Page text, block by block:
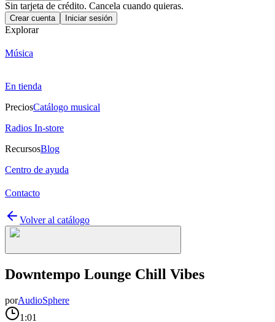
Sin tarjeta de crédito. Cancela cuando quieras.
Crear cuenta Iniciar sesión
Explorar
Música
En tienda
PreciosCatálogo musical
Radios In-store
RecursosBlog
Centro de ayuda
Contacto
Volver al catálogo
Downtempo Lounge Chill Vibes
porAudioSphere
1:01